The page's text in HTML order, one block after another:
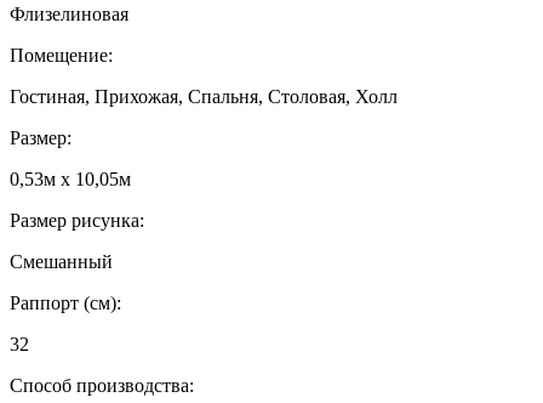
Флизелиновая
Помещение:
Гостиная, Прихожая, Спальня, Столовая, Холл
Размер:
0,53м x 10,05м
Размер рисунка:
Смешанный
Раппорт (см):
32
Способ производства: